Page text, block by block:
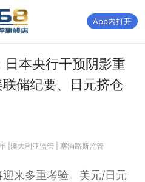
App内打开
本央行干预阴影重
储纪要、日元挤仓
|澳大利亚监管 | 塞浦路斯监管
来多重考验。美元/日元